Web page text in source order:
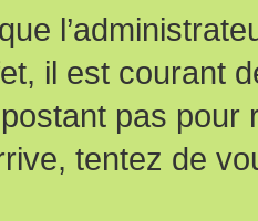
il est courant
pas pour
tentez de